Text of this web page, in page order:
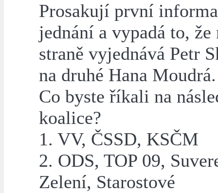
Prosakují první
jednání a vypadá to, že
straně vyjednává Petr
na druhé Hana Moudrá.
Co byste říkali na
koalice?
1. VV, ČSSD, KSČM
2. ODS, TOP 09,
Zelení, Starostové